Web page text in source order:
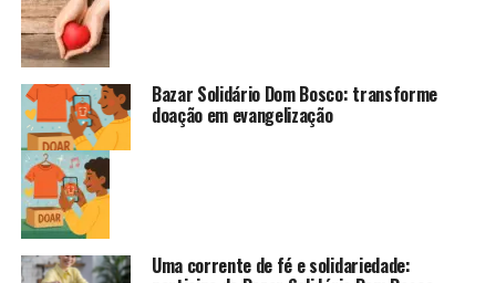
Bazar Solidário Dom Bosco: transforme
doação em evangelização
Uma corrente de fé e solidariedade: